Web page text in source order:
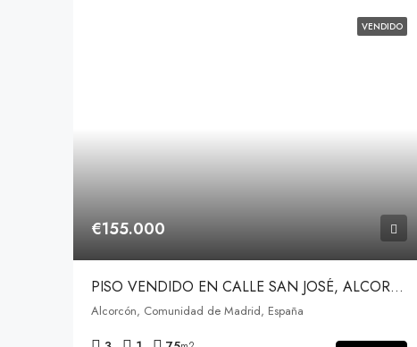
VENDIDO
€155.000
PISO VENDIDO EN CALLE SAN JOSÉ, ALCORCÓN
Alcorcón, Comunidad de Madrid, España